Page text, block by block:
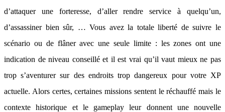
d’attaquer une forteresse, d’aller rendre service à quelqu’un,
d’assassiner bien sûr, … Vous avez la totale liberté de suivre le
scénario ou de flâner avec une seule limite : les zones ont une
indication de niveau conseillé et il est vrai qu’il vaut mieux ne pas
trop s’aventurer sur des endroits trop dangereux pour votre XP
actuelle. Alors certes, certaines missions sentent le réchauffé mais le
contexte historique et le gameplay leur donnent une nouvelle